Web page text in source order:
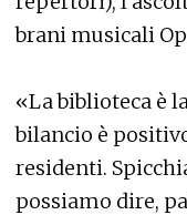
brani musicali
«La biblioteca è
bilancio è
residenti.
possiamo dire,